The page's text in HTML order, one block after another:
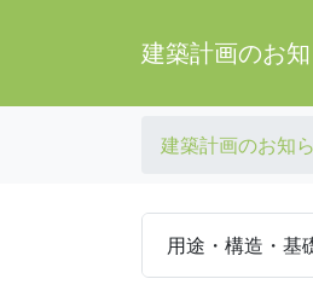
建築計画のお
建築計画のお知
用途・構造・基